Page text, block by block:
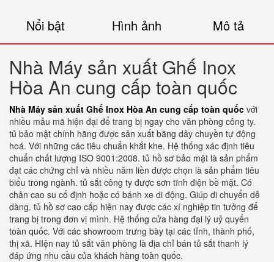
Nổi bật Hình ảnh Mô tả
Nhà Máy sản xuất Ghế Inox
Hòa An cung cấp toàn quốc
Nhà Máy sản xuất Ghế Inox Hòa An cung cấp toàn quốc với
nhiều mẫu mã hiện đại để trang bị ngay cho văn phòng công ty.
tủ bảo mật chính hãng được sản xuất bằng dây chuyền tự động
hoá. Với những các tiêu chuẩn khắt khe. Hệ thống xác định tiêu
chuẩn chất lượng ISO 9001:2008. tủ hồ sơ bảo mật là sản phẩm
đạt các chứng chỉ và nhiều năm liền được chọn là sản phẩm tiêu
biểu trong ngành. tủ sắt công ty được sơn tĩnh điện bề mặt. Có
chân cao su cố định hoặc có bánh xe di động. Giúp di chuyển dễ
dàng. tủ hồ sơ cao cấp hiện nay được các xí nghiệp tin tưởng để
trang bị trong đơn vị mình. Hệ thống cửa hàng đại lý uỷ quyển
toàn quốc. Với các showroom trưng bày tại các tỉnh, thành phố,
thị xã. HIện nay tủ sắt văn phòng là địa chỉ bán tủ sắt thanh lý
đáp ứng nhu cầu của khách hàng toàn quốc.